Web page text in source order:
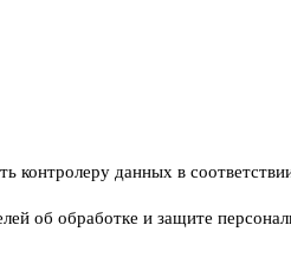
данных в
об обработке и защите